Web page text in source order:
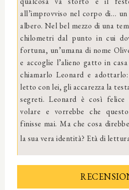
all’improvviso nel corpo di…
albero. Nel bel mezzo di una
chilometri dal punto in cui
fortuna, un’umana di nome
e accoglie l’alieno gatto in
chiamarlo Leonard e
letto con lei, gli accarezza la
segreti. Leonard è così
volare e vorrebbe che
finisse mai. Ma che cosa
la sua vera identità? Età di